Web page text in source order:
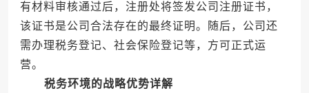
有材料审核通过后，注册处将签发公司注册证书，
该证书是公司合法存在的最终证明。随后，公司还
需办理税务登记、社会保险登记等，方可正式运
营。
税务环境的战略优势详解